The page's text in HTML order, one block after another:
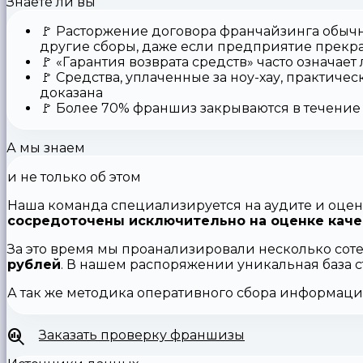
🚩 Расторжение договора франчайзинга
другие сборы, даже если предприятие
🚩 «Гарантия возврата средств» часто
🚩 Средства, уплаченные за ноу-хау,
доказана
🚩 Более 70% франшиз закрываются в
А мы знаем
и не только об этом
Наша команда специализируется на аудите и
сосредоточены исключительно на оценке
За это время мы проанализировали несколько
рублей. В нашем распоряжении уникальная база
А так же методика оперативного сбора
Заказать проверку франшизы